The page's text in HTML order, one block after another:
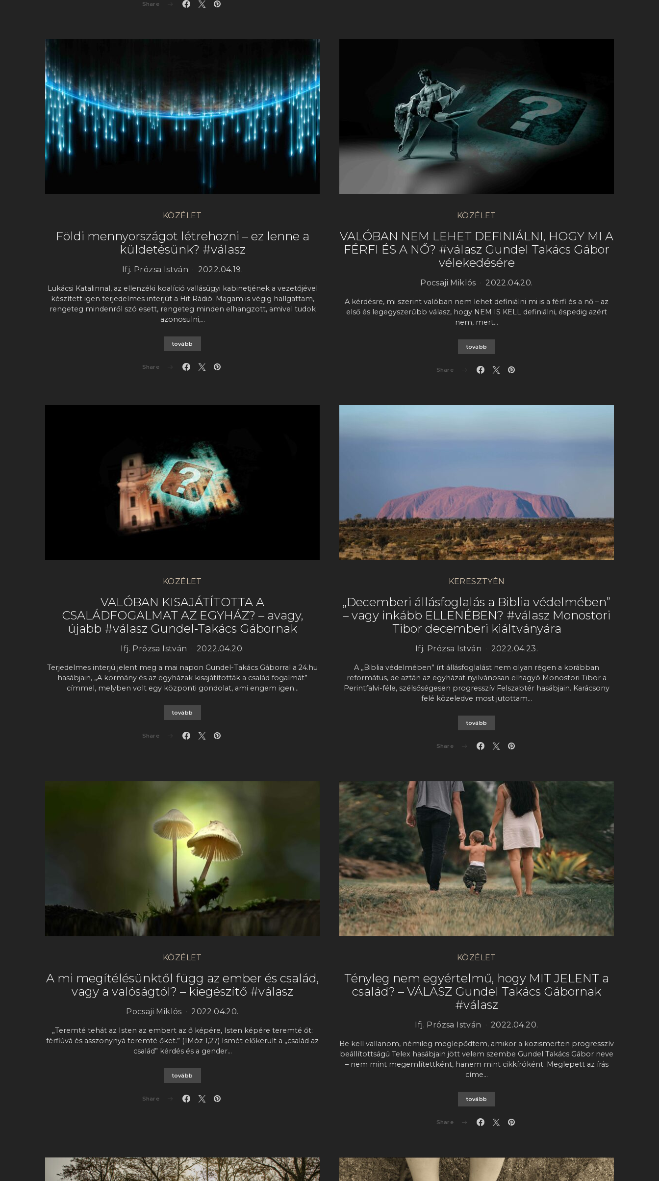
Share
KÖZÉLET
Földi mennyországot létrehozni – ez lenne a
küldetésünk? #válasz
Ifj. Prózsa István 2022.04.19.
Lukácsi Katalinnal, az ellenzéki koalíció vallásügyi kabinetjének a vezetőjével
készített igen terjedelmes interjút a Hit Rádió. Magam is végig hallgattam,
rengeteg mindenről szó esett, rengeteg minden elhangzott, amivel tudok
azonosulni,…
tovább
Share
KÖZÉLET
VALÓBAN NEM LEHET DEFINIÁLNI, HOGY MI A
FÉRFI ÉS A NŐ? #válasz Gundel Takács Gábor
vélekedésére
Pocsaji Miklós 2022.04.20.
A kérdésre, mi szerint valóban nem lehet definiálni mi is a férfi és a nő – az
első és legegyszerűbb válasz, hogy NEM IS KELL definiálni, éspedig azért
nem, mert…
tovább
Share
KÖZÉLET
VALÓBAN KISAJÁTÍTOTTA A
CSALÁDFOGALMAT AZ EGYHÁZ? – avagy,
újabb #válasz Gundel-Takács Gábornak
Ifj. Prózsa István 2022.04.20.
Terjedelmes interjú jelent meg a mai napon Gundel-Takács Gáborral a 24.hu
hasábjain, „A kormány és az egyházak kisajátították a család fogalmát”
címmel, melyben volt egy központi gondolat, ami engem igen…
tovább
Share
KERESZTYÉN
„Decemberi állásfoglalás a Biblia védelmében”
– vagy inkább ELLENÉBEN? #válasz Monostori
Tibor decemberi kiáltványára
Ifj. Prózsa István 2022.04.23.
A „Biblia védelmében” írt állásfoglalást nem olyan régen a korábban
református, de aztán az egyházat nyilvánosan elhagyó Monostori Tibor a
Perintfalvi-féle, szélsőségesen progresszív Felszabtér hasábjain. Karácsony
felé közeledve most jutottam…
tovább
Share
KÖZÉLET
A mi megítélésünktől függ az ember és család,
vagy a valóságtól? – kiegészítő #válasz
Pocsaji Miklós 2022.04.20.
„Teremté tehát az Isten az embert az ő képére, Isten képére teremté őt:
férfiúvá és asszonynyá teremté őket.” (1Móz 1,27) Ismét előkerült a „család az
család” kérdés és a gender…
tovább
Share
KÖZÉLET
Tényleg nem egyértelmű, hogy MIT JELENT a
család? – VÁLASZ Gundel Takács Gábornak
#válasz
Ifj. Prózsa István 2022.04.20.
Be kell vallanom, némileg meglepődtem, amikor a közismerten progresszív
beállítottságú Telex hasábjain jött velem szembe Gundel Takács Gábor neve
– nem mint megemlítettként, hanem mint cikkíróként. Meglepett az írás
címe…
tovább
Share